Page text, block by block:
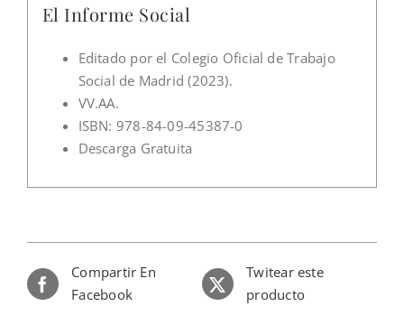
El Informe Social
Editado por el Colegio Oficial de Trabajo
Social de Madrid (2023).
VV.AA.
ISBN: 978-84-09-45387-0
Descarga Gratuita
Compartir En
Facebook
Twitear este
producto